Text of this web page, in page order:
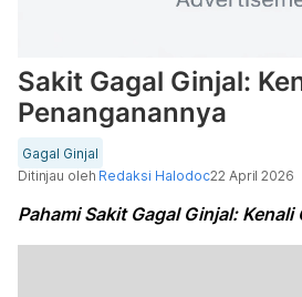
Sakit Gagal Ginjal:
Penanganannya
Gagal Ginjal
Ditinjau oleh Redaksi Halodoc22 April 2026
Pahami Sakit Gagal Ginjal: Kenali